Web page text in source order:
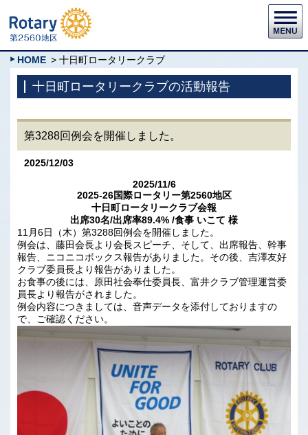
HOME > 十日町ロータリークラブ
十日町ロータリークラブの活動報告
第3288回例会を開催しました。
2025/12/03
2025/11/6
2025-26国際ロータリー第2560地区
十日町ロータリークラブ会報
出席30名/出席率89.4% /食事 いこて 様
11月6日（木）第3288回例会を開催しました。
例会は、藤田会長より会長スピーチ、そして、出席報告、幹事
報告、ニコニコボックス報告がありました。その後、吉澤友好
クラブ委員長より報告がありました。
お食事の後には、原田社会奉仕委員長、富井クラブ管理運営委
員長より報告がされました。
例会内容につきましては、音声データを添付しておりますの
で、ご確認ください。